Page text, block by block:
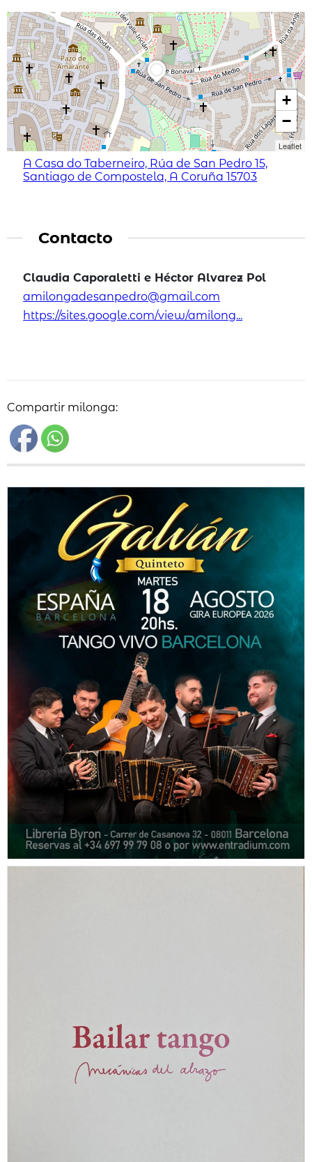
+
−
Leaflet
A Casa do Taberneiro, Rúa de San Pedro 15,
Santiago de Compostela, A Coruña 15703
Contacto
Claudia Caporaletti e Héctor Alvarez Pol
amilongadesanpedro@gmail.com
https://sites.google.com/view/amilong...
Compartir milonga: